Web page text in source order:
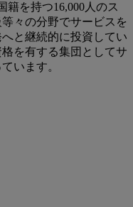
籍を持つ16,000人のス
々の分野でサービスを
と継続的に投資してい
を有する集団としてサ
います。